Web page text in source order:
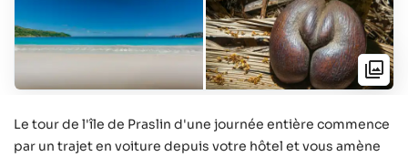
Le tour de l'île de Praslin d'une journée entière commence
par un trajet en voiture depuis votre hôtel et vous amène